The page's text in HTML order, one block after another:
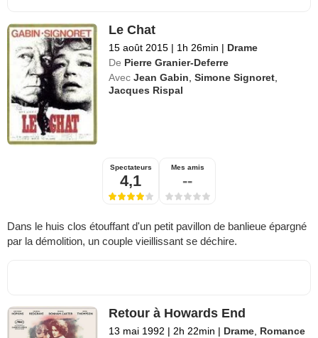
Le Chat
15 août 2015 | 1h 26min | Drame
De Pierre Granier-Deferre
Avec Jean Gabin ,Simone Signoret
Jacques Rispal
Spectateurs
4,1
Mes amis
--
Dans le huis clos étouffant d'un petit pavillon de banlieue épargné
par la démolition, un couple vieillissant se déchire.
Retour à Howards End
13 mai 1992 | 2h 22min | Drame Romance